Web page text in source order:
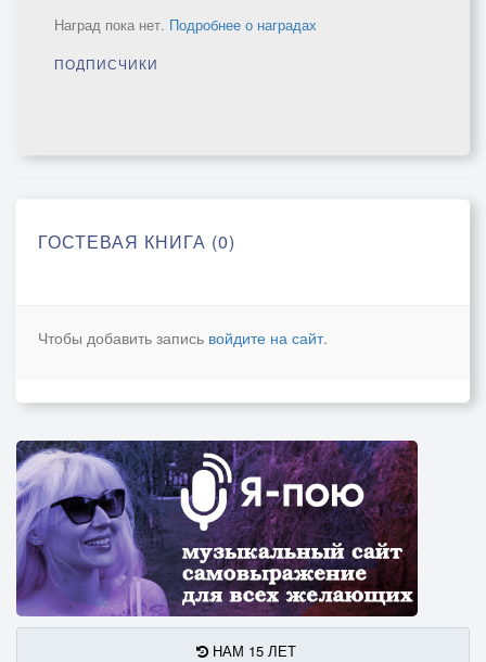
Наград пока нет. Подробнее о наградах
ПОДПИСЧИКИ
ГОСТЕВАЯ КНИГА (0)
Чтобы добавить запись войдите на сайт.
НАМ 15 ЛЕТ